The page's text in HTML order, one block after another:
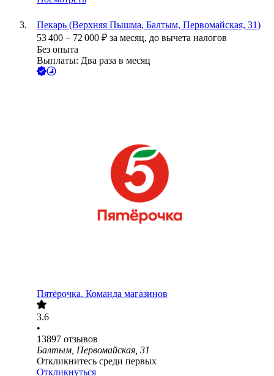
Пекарь (Верхняя Пышма, Балтым, Первомайская, 31)
53 400 – 72 000 ₽ за месяц, до вычета налогов
Без опыта
Выплаты: Два раза в месяц
Пятёрочка. Команда магазинов
3.6
•
13897 отзывов
Балтым, Первомайская, 31
Откликнитесь среди первых
Откликнуться